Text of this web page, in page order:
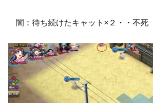
闇：待ち続けたキャット×２・・不死